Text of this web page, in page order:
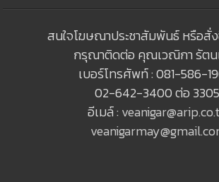
สนใจโฆษณาประชาสัมพันธ์ หรือสั่
กรุณาติดต่อ คุณเวณิกา รัตน
เบอร์โทรศัพท์ : 081-586-
02-642-3400 ต่อ
อีเมล์ :